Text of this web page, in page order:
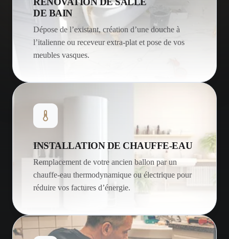
DE BAIN
Dépose de l’existant, création d’une douche à
l’italienne ou receveur extra-plat et pose de vos
meubles vasques.
INSTALLATION DE CHAUFFE-EAU
Remplacement de votre ancien ballon par un
chauffe-eau thermodynamique ou électrique pour
réduire vos factures d’énergie.